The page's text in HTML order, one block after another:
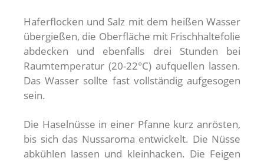
Haferflocken und Salz mit dem heißen Wasser
übergießen, die Oberfläche mit Frischhaltefolie
abdecken und ebenfalls drei Stunden bei
Raumtemperatur (20-22°C) aufquellen lassen.
Das Wasser sollte fast vollständig aufgesogen
sein.
Die Haselnüsse in einer Pfanne kurz anrösten,
bis sich das Nussaroma entwickelt. Die Nüsse
abkühlen lassen und kleinhacken. Die Feigen